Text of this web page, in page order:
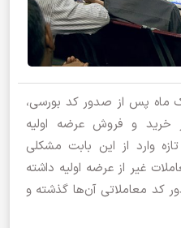
ماه پس از صدور کد بورسی،
از خرید و فروش عرضه اولیه
وارد از این بابت مشکلی
غیر از عرضه اولیه داشته
کد معاملاتی آن‌ها گذشته و